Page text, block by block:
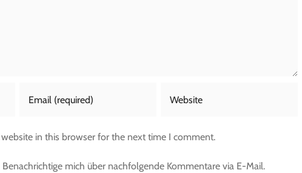
in this browser for the next time I comment.
Benachrichtige mich über nachfolgende Kommentare via E-Mail.